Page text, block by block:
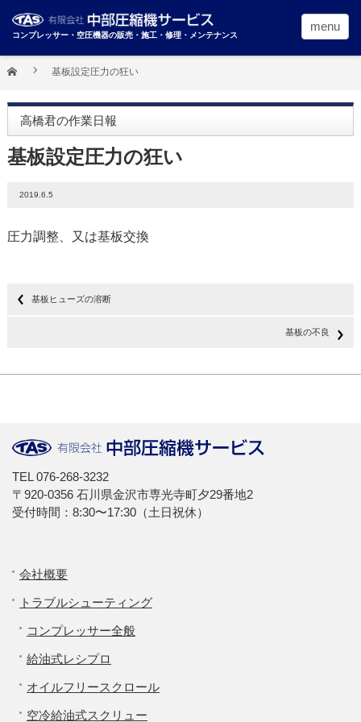
コンプレッサー・空圧機器の販売・施工・修理・メンテナンス
menu
基板設定圧力の狂い
高橋君の作業日報
基板設定圧力の狂い
2019.6.5
圧力調整、又は基板交換
基板ヒューズの溶断
基板の不良
TEL 076-268-3232
〒920-0356 石川県金沢市専光寺町夕29番地2
受付時間：8:30〜17:30（土日祝休）
会社概要
トラブルシューティング
コンプレッサー全般
給油式レシプロ
オイルフリースクロール
空冷給油式スクリュー